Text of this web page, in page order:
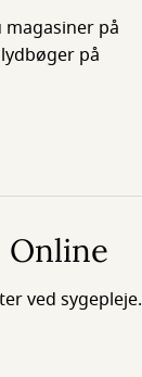
magasiner på
på
Online
ved sygepleje.